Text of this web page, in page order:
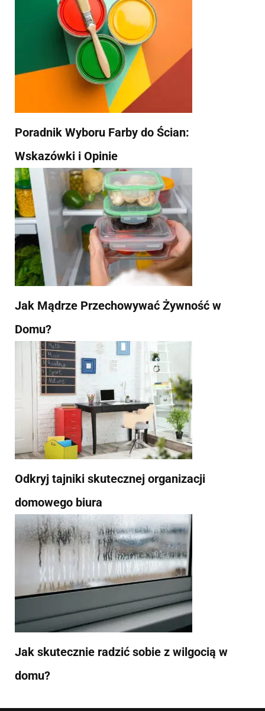
Poradnik Wyboru Farby do Ścian:
Wskazówki i Opinie
Jak Mądrze Przechowywać Żywność w
Domu?
Odkryj tajniki skutecznej organizacji
domowego biura
Jak skutecznie radzić sobie z wilgocią w
domu?